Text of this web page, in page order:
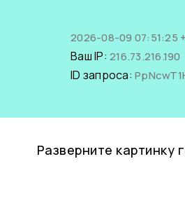
2026-08-09 07:51:25
Ваш IP: 216.73.216.190
ID запроса:
Разверните картинку